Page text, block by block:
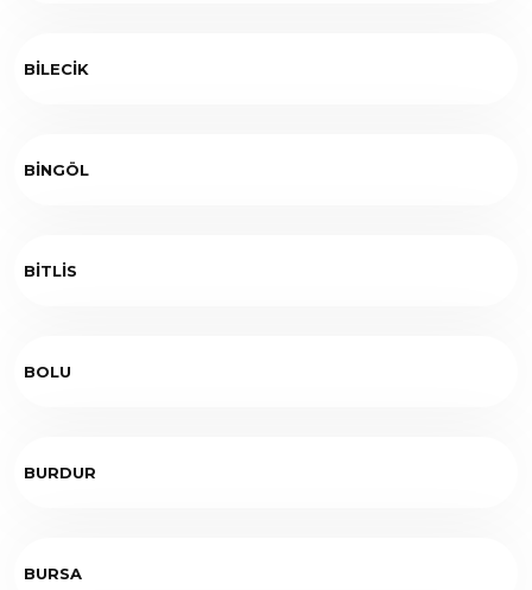
BİLECİK
BİNGÖL
BİTLİS
BOLU
BURDUR
BURSA